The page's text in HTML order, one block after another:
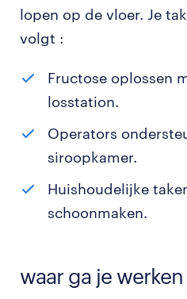
lopen op de vloer. Je
volgt :
Fructose oplossen
losstation.
Operators
siroopkamer.
Huishoudelijke
schoonmaken.
waar ga je werken